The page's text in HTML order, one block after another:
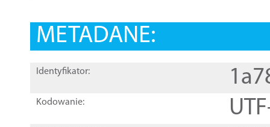
METADANE:
Identyfikator:
Kodowanie: